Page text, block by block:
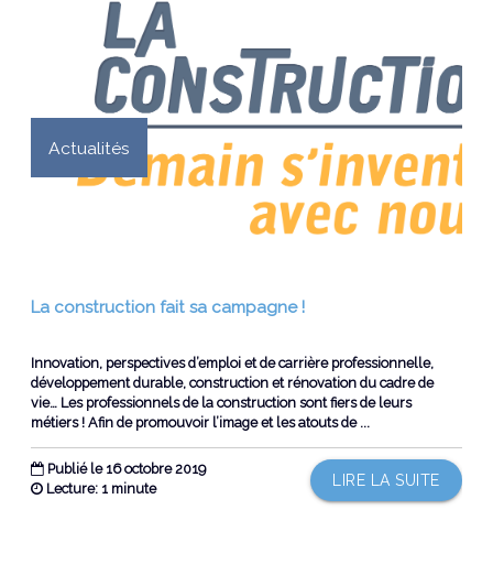
Actualités
La construction fait sa campagne !
Innovation, perspectives d’emploi et de carrière professionnelle,
développement durable, construction et rénovation du cadre de
vie… Les professionnels de la construction sont fiers de leurs
métiers ! Afin de promouvoir l’image et les atouts de ...
Publié le 16 octobre 2019
LIRE LA SUITE
Lecture: 1 minute